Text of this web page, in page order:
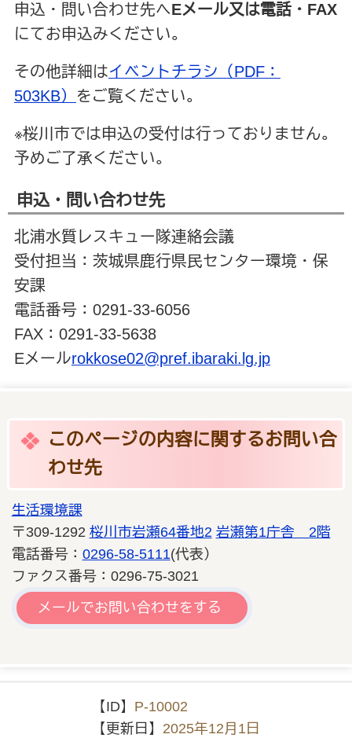
申込・問い合わせ先へEメール又は電話・FAX
にてお申込みください。
その他詳細はイベントチラシ（PDF：
503KB） をご覧ください。
※桜川市では申込の受付は行っておりません。
予めご了承ください。
申込・問い合わせ先
北浦水質レスキュー隊連絡会議
受付担当：茨城県鹿行県民センター環境・保
安課
電話番号：0291-33-6056
FAX：0291-33-5638
Eメールrokkose02@pref.ibaraki.lg.jp
このページの内容に関するお問い合
わせ先
生活環境課
〒309-1292 桜川市岩瀬64番地2 岩瀬第1庁舎 2階
電話番号： 0296-58-5111(代表）
ファクス番号：0296-75-3021
メールでお問い合わせをする
【ID】 P-10002
【更新日】 2025年12月1日